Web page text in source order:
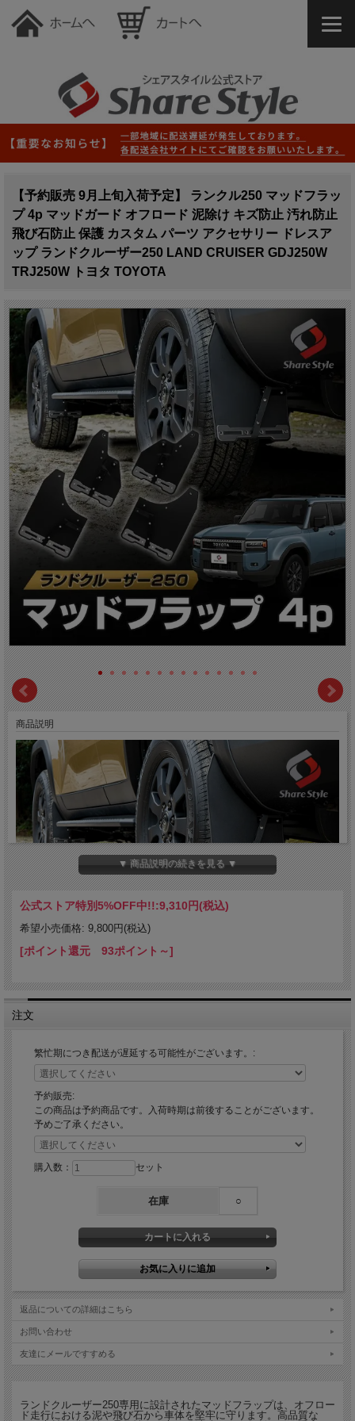
【予約販売 9月上旬入荷予定】 ランクル250 マッドフラッ
プ 4p マッドガード オフロード 泥除け キズ防止 汚れ防止
飛び石防止 保護 カスタム パーツ アクセサリー ドレスア
ップ ランドクルーザー250 LAND CRUISER GDJ250W
TRJ250W トヨタ TOYOTA
商品説明
▼ 商品説明の続きを見る ▼
公式ストア特別5%OFF中!!:9,310円(税込)
希望小売価格: 9,800円(税込)
[ポイント還元 93ポイント～]
注文
繁忙期につき配送が遅延する可能性がございます。:
予約販売:
この商品は予約商品です。入荷時期は前後することがございます。
予めご了承ください。
購入数： セット
在庫 ○
返品についての詳細はこちら
お問い合わせ
友達にメールですすめる
ランドクルーザー250専用に設計されたマッドフラップは、オフロー
ド走行における泥や飛び石から車体を堅牢に守ります。高品質な